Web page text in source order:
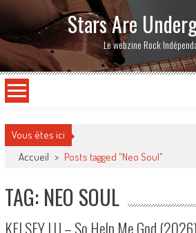
Stars Are
Le webzine Rock
Vous êtes ici
Accueil > Posts tagged "Neo Soul"
TAG: NEO SOUL
KELSEY LU – So Help Me God (2026)